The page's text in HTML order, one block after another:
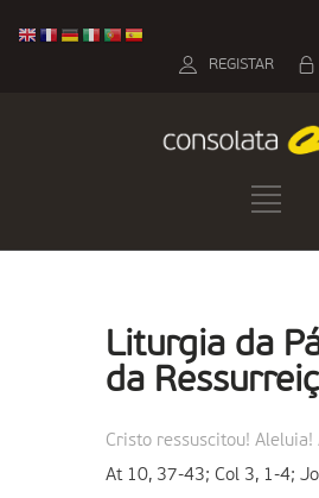
REGISTAR
Liturgia da
da
Cristo ressuscitou! Aleluia!
At 10, 37-43; Col 3, 1-4;